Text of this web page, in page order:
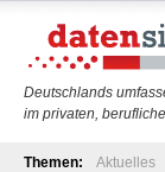
Deutschlands
im privaten,
Themen: Aktuelles